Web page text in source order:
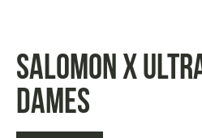
salomon X
Dames